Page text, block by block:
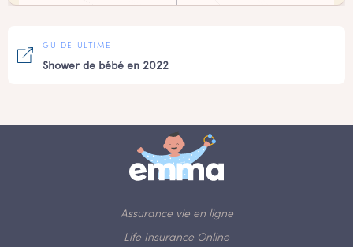
GUIDE ULTIME
Shower de bébé en 2022
Assurance vie en ligne
Life Insurance Online